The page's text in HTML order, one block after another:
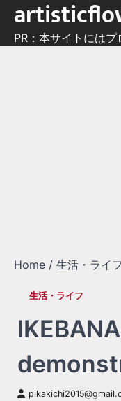
Skip
content
PR：本サイトには
Home 生活・ライフ
生活・ライフ